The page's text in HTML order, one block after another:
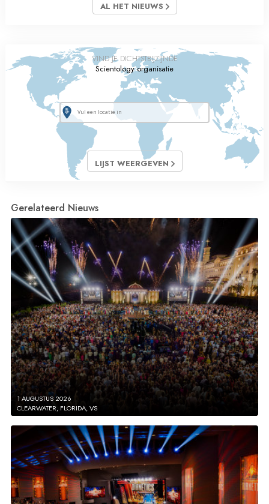
AL HET NIEUWS
VIND JE DICHTSTBIJZIJNDE
Scientology organisatie
LIJST WEERGEVEN
Gerelateerd Nieuws
1 AUGUSTUS 2026
CLEARWATER, FLORIDA, VS